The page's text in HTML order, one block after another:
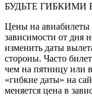
БУДЬТЕ ГИБКИМИ
Цены на авиабилеты
зависимости от дня
изменить даты
стороны. Часто
чем на пятницу или
«гибкие даты» на
меняется цена в